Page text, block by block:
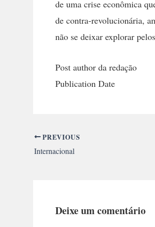
de uma crise econômica
de contra-revolucionária,
não se deixar explorar
Post author da redação
Publication Date
PREVIOUS
Internacional
Deixe um comentário